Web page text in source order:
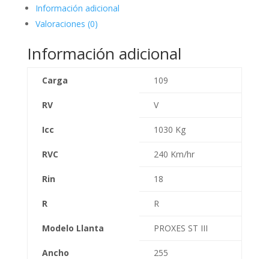
Información adicional
Valoraciones (0)
Información adicional
Carga 109
RV V
Icc 1030 Kg
RVC 240 Km/hr
Rin 18
R R
Modelo Llanta PROXES ST III
Ancho 255